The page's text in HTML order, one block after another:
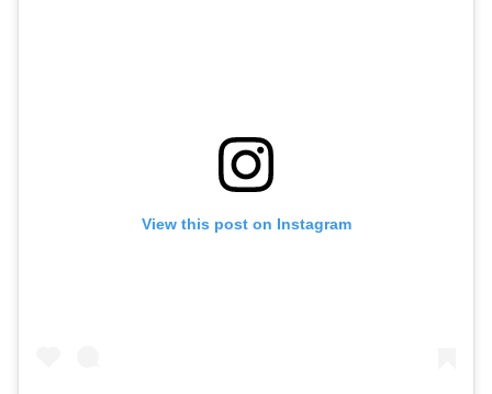
View this post on Instagram